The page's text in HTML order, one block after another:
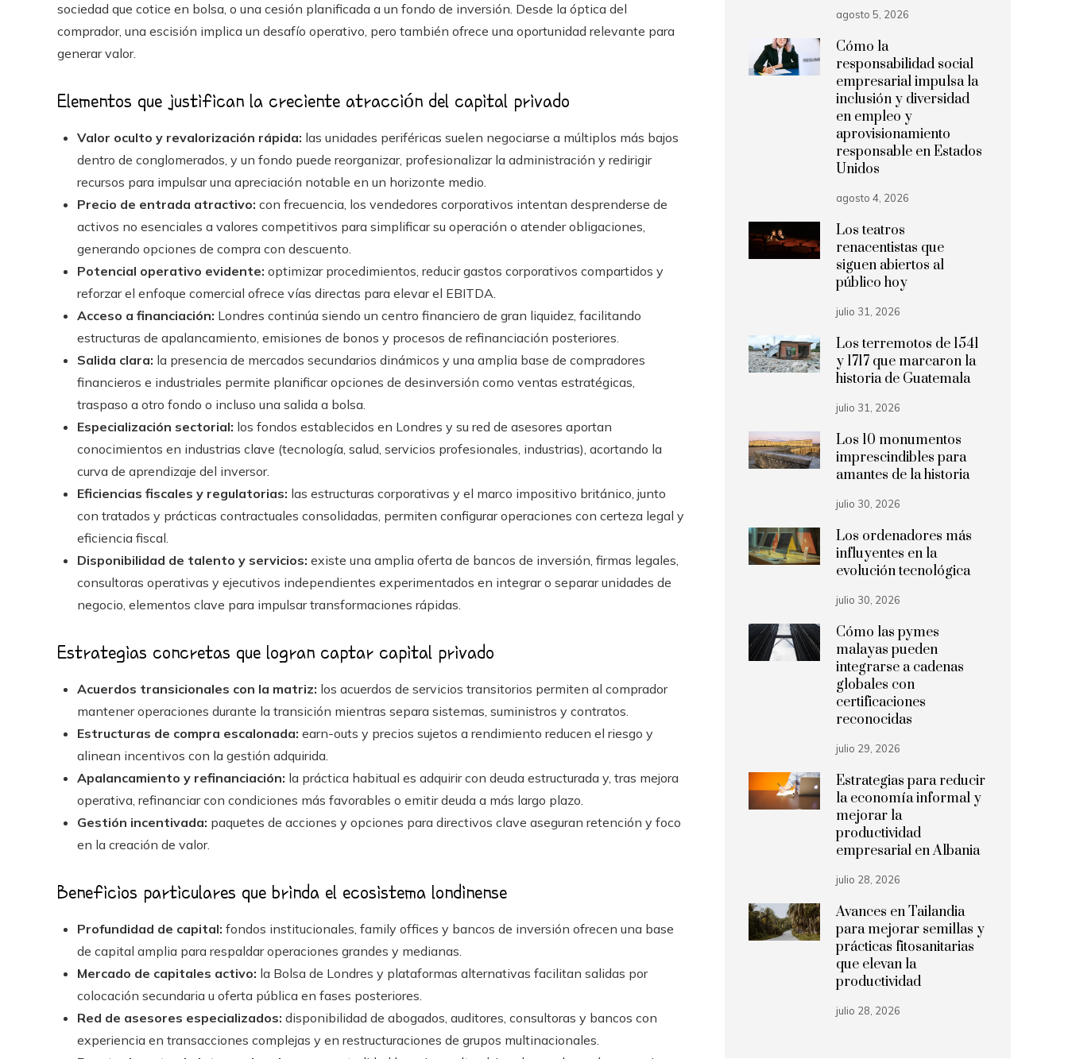
sociedad que cotice en bolsa, o una cesión planificada a un fondo de inversión. Desde la óptica del
comprador, una escisión implica un desafío operativo, pero también ofrece una oportunidad relevante para
generar valor.
Elementos que justifican la creciente atracción del capital privado
Valor oculto y revalorización rápida: las unidades periféricas suelen negociarse a múltiplos más bajos
dentro de conglomerados, y un fondo puede reorganizar, profesionalizar la administración y redirigir
recursos para impulsar una apreciación notable en un horizonte medio.
Precio de entrada atractivo: con frecuencia, los vendedores corporativos intentan desprenderse de
activos no esenciales a valores competitivos para simplificar su operación o atender obligaciones,
generando opciones de compra con descuento.
Potencial operativo evidente: optimizar procedimientos, reducir gastos corporativos compartidos y
reforzar el enfoque comercial ofrece vías directas para elevar el EBITDA.
Acceso a financiación: Londres continúa siendo un centro financiero de gran liquidez, facilitando
estructuras de apalancamiento, emisiones de bonos y procesos de refinanciación posteriores.
Salida clara: la presencia de mercados secundarios dinámicos y una amplia base de compradores
financieros e industriales permite planificar opciones de desinversión como ventas estratégicas,
traspaso a otro fondo o incluso una salida a bolsa.
Especialización sectorial: los fondos establecidos en Londres y su red de asesores aportan
conocimientos en industrias clave (tecnología, salud, servicios profesionales, industrias), acortando la
curva de aprendizaje del inversor.
Eficiencias fiscales y regulatorias: las estructuras corporativas y el marco impositivo británico, junto
con tratados y prácticas contractuales consolidadas, permiten configurar operaciones con certeza legal y
eficiencia fiscal.
Disponibilidad de talento y servicios: existe una amplia oferta de bancos de inversión, firmas legales,
consultoras operativas y ejecutivos independientes experimentados en integrar o separar unidades de
negocio, elementos clave para impulsar transformaciones rápidas.
Estrategias concretas que logran captar capital privado
Acuerdos transicionales con la matriz: los acuerdos de servicios transitorios permiten al comprador
mantener operaciones durante la transición mientras separa sistemas, suministros y contratos.
Estructuras de compra escalonada: earn-outs y precios sujetos a rendimiento reducen el riesgo y
alinean incentivos con la gestión adquirida.
Apalancamiento y refinanciación: la práctica habitual es adquirir con deuda estructurada y, tras mejora
operativa, refinanciar con condiciones más favorables o emitir deuda a más largo plazo.
Gestión incentivada: paquetes de acciones y opciones para directivos clave aseguran retención y foco
en la creación de valor.
Beneficios particulares que brinda el ecosistema londinense
Profundidad de capital: fondos institucionales, family offices y bancos de inversión ofrecen una base
de capital amplia para respaldar operaciones grandes y medianas.
Mercado de capitales activo: la Bolsa de Londres y plataformas alternativas facilitan salidas por
colocación secundaria u oferta pública en fases posteriores.
Red de asesores especializados: disponibilidad de abogados, auditores, consultoras y bancos con
experiencia en transacciones complejas y en restructuraciones de grupos multinacionales.
agosto 5, 2026
Cómo la
responsabilidad social
empresarial impulsa la
inclusión y diversidad
en empleo y
aprovisionamiento
responsable en Estados
Unidos
agosto 4, 2026
Los teatros
renacentistas que
siguen abiertos al
público hoy
julio 31, 2026
Los terremotos de 1541
y 1717 que marcaron la
historia de Guatemala
julio 31, 2026
Los 10 monumentos
imprescindibles para
amantes de la historia
julio 30, 2026
Los ordenadores más
influyentes en la
evolución tecnológica
julio 30, 2026
Cómo las pymes
malayas pueden
integrarse a cadenas
globales con
certificaciones
reconocidas
julio 29, 2026
Estrategias para reducir
la economía informal y
mejorar la
productividad
empresarial en Albania
julio 28, 2026
Avances en Tailandia
para mejorar semillas y
prácticas fitosanitarias
que elevan la
productividad
julio 28, 2026